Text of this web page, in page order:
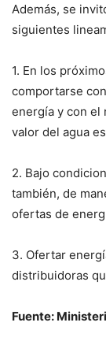
Además, se
siguientes
1. En los
comportarse
energía y con el
valor del agua
2. Bajo
también, de
ofertas de
3. Ofertar
distribuidoras
Fuente: